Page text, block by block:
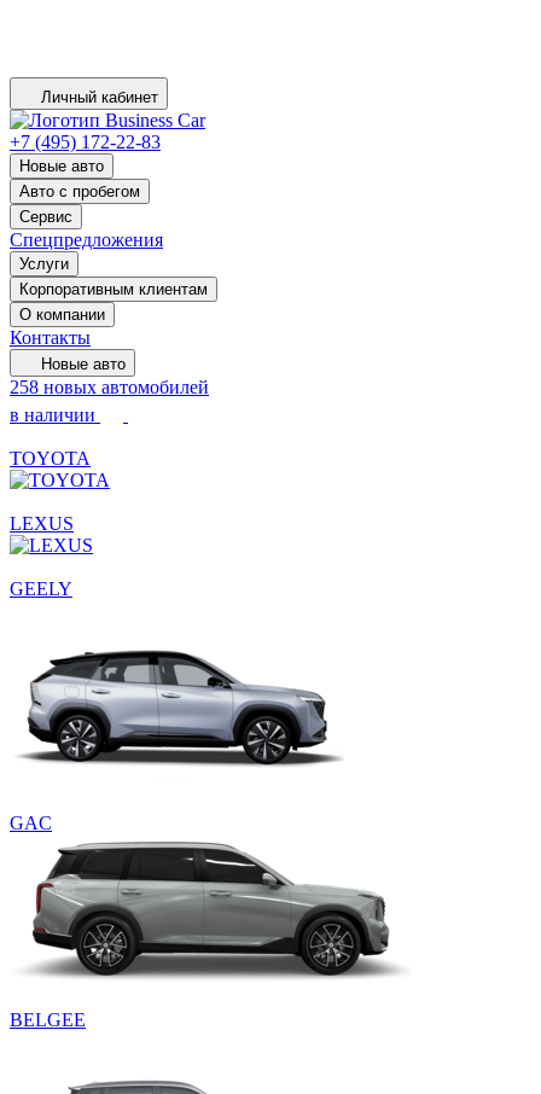
Личный кабинет
+7 (495) 172-22-83
Новые авто
Авто с пробегом
Сервис
Спецпредложения
Услуги
Корпоративным клиентам
О компании
Контакты
Новые авто
258 новых автомобилей
в наличии
TOYOTA
LEXUS
GEELY
GAC
BELGEE